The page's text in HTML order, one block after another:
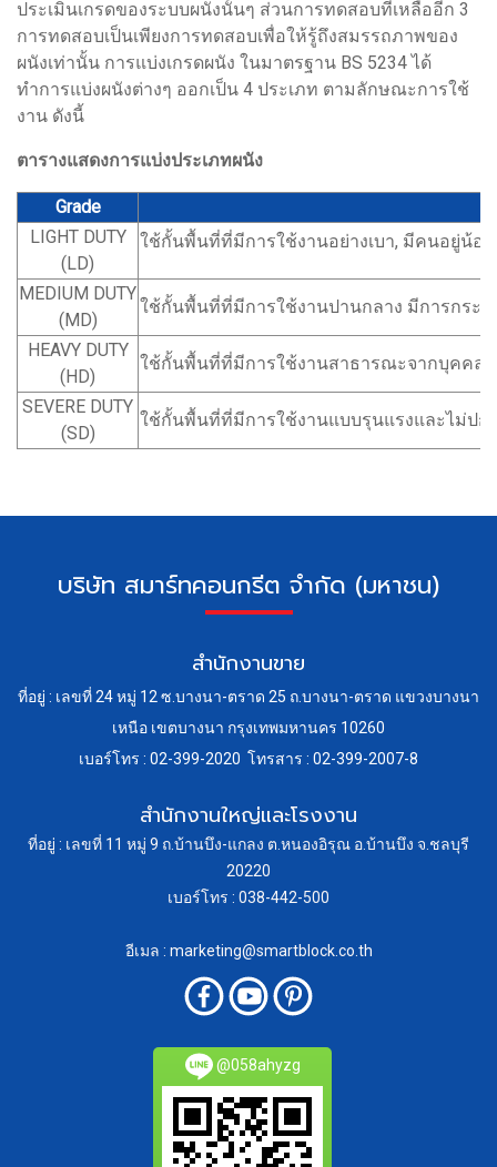
ประเมินเกรดของระบบผนังนั้นๆ ส่วนการทดสอบที่เหลืออีก 3
การทดสอบเป็นเพียงการทดสอบเพื่อให้รู้ถึงสมรรถภาพของ
ผนังเท่านั้น การแบ่งเกรดผนัง ในมาตรฐาน BS 5234 ได้
ทำการแบ่งผนังต่างๆ ออกเป็น 4 ประเภท ตามลักษณะการใช้
งาน ดังนี้
ตารางแสดงการแบ่งประเภทผนัง
Grade
LIGHT DUTY
(LD)
ใช้กั้นพื้นที่ที่มีการใช้งานอย่างเบา, มีคนอยู่น้อ
MEDIUM DUTY
(MD)
ใช้กั้นพื้นที่ที่มีการใช้งานปานกลาง มีการกระ
HEAVY DUTY
(HD)
ใช้กั้นพื้นที่ที่มีการใช้งานสาธารณะจากบุคคล
SEVERE DUTY
(SD)
ใช้กั้นพื้นที่ที่มีการใช้งานแบบรุนแรงและไม่ป
บริษัท สมาร์ทคอนกรีต จำกัด (มหาชน)
สำนักงานขาย
ที่อยู่ : เลขที่ 24 หมู่ 12 ซ.บางนา-ตราด 25 ถ.บางนา-ตราด แขวงบางนา
เหนือ เขตบางนา กรุงเทพมหานคร 10260
เบอร์โทร : 02-399-2020 โทรสาร : 02-399-2007-8
สำนักงานใหญ่และโรงงาน
ที่อยู่ : เลขที่ 11 หมู่ 9 ถ.บ้านบึง-แกลง ต.หนองอิรุณ อ.บ้านบึง จ.ชลบุรี
20220
เบอร์โทร : 038-442-500
อีเมล : marketing@smartblock.co.th
@058ahyzg